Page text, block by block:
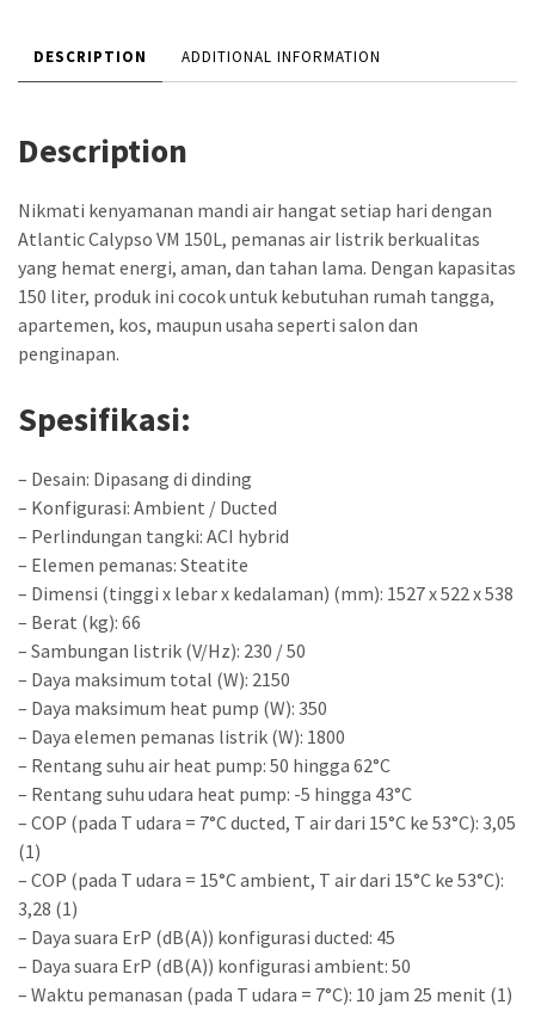
DESCRIPTION ADDITIONAL INFORMATION
Description
Nikmati kenyamanan mandi air hangat setiap hari dengan
Atlantic Calypso VM 150L, pemanas air listrik berkualitas
yang hemat energi, aman, dan tahan lama. Dengan kapasitas
150 liter, produk ini cocok untuk kebutuhan rumah tangga,
apartemen, kos, maupun usaha seperti salon dan
penginapan.
Spesifikasi:
– Desain: Dipasang di dinding
– Konfigurasi: Ambient / Ducted
– Perlindungan tangki: ACI hybrid
– Elemen pemanas: Steatite
– Dimensi (tinggi x lebar x kedalaman) (mm): 1527 x 522 x 538
– Berat (kg): 66
– Sambungan listrik (V/Hz): 230 / 50
– Daya maksimum total (W): 2150
– Daya maksimum heat pump (W): 350
– Daya elemen pemanas listrik (W): 1800
– Rentang suhu air heat pump: 50 hingga 62°C
– Rentang suhu udara heat pump: -5 hingga 43°C
– COP (pada T udara = 7°C ducted, T air dari 15°C ke 53°C): 3,05
(1)
– COP (pada T udara = 15°C ambient, T air dari 15°C ke 53°C):
3,28 (1)
– Daya suara ErP (dB(A)) konfigurasi ducted: 45
– Daya suara ErP (dB(A)) konfigurasi ambient: 50
– Waktu pemanasan (pada T udara = 7°C): 10 jam 25 menit (1)